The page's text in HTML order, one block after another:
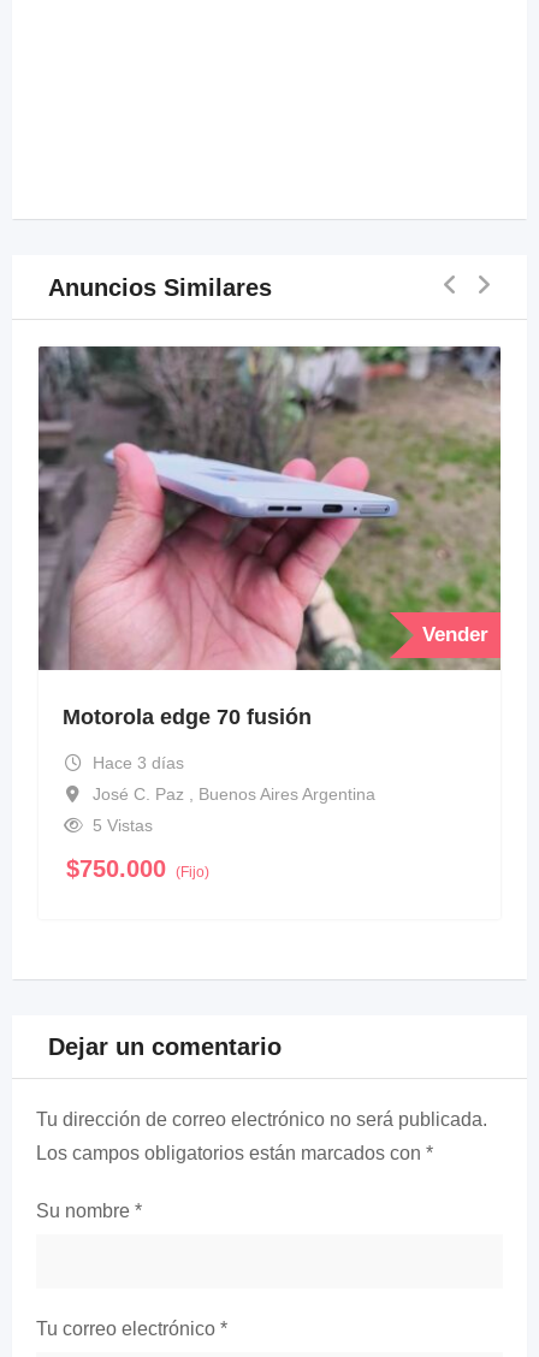
Anuncios Similares
Vender
Motorola edge 70 fusión
Hace 3 días
José C. Paz , Buenos Aires Argentina
5 Vistas
$750.000 (Fijo)
Dejar un comentario
Tu dirección de correo electrónico no será publicada.
Los campos obligatorios están marcados con *
Su nombre *
Tu correo electrónico *